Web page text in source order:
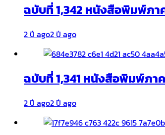
ฉบับที่ 1,342 หนังสือพิมพ์ภา
2 ปี ago2 ปี ago
ฉบับที่ 1,341 หนังสือพิมพ์ภา
2 ปี ago2 ปี ago